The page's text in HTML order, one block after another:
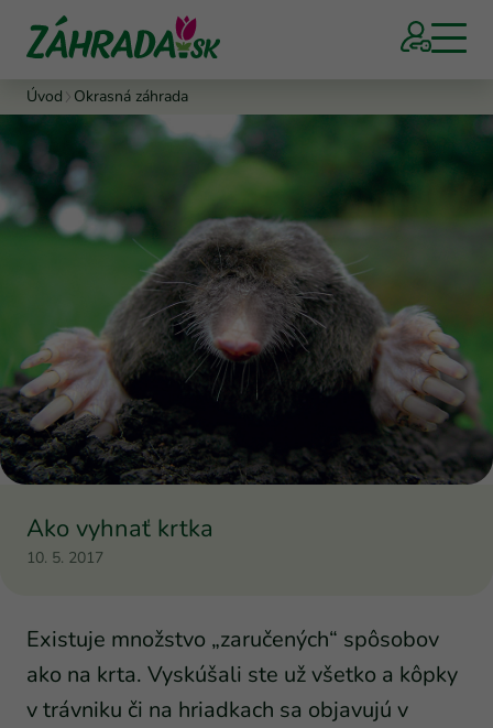
Úvod Okrasná záhrada
Ako vyhnať krtka
10. 5. 2017
Existuje množstvo „zaručených“ spôsobov
ako na krta. Vyskúšali ste už všetko a kôpky
v trávniku či na hriadkach sa objavujú v